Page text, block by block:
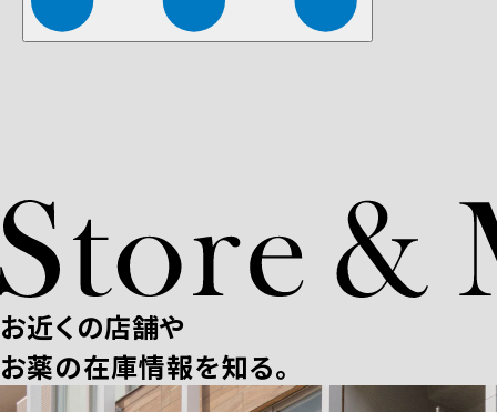
お近くの店舗や
お薬の在庫情報を知る。